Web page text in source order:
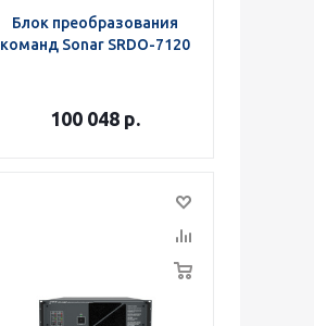
Блок преобразования
команд Sonar SRDO-7120
100 048 р.